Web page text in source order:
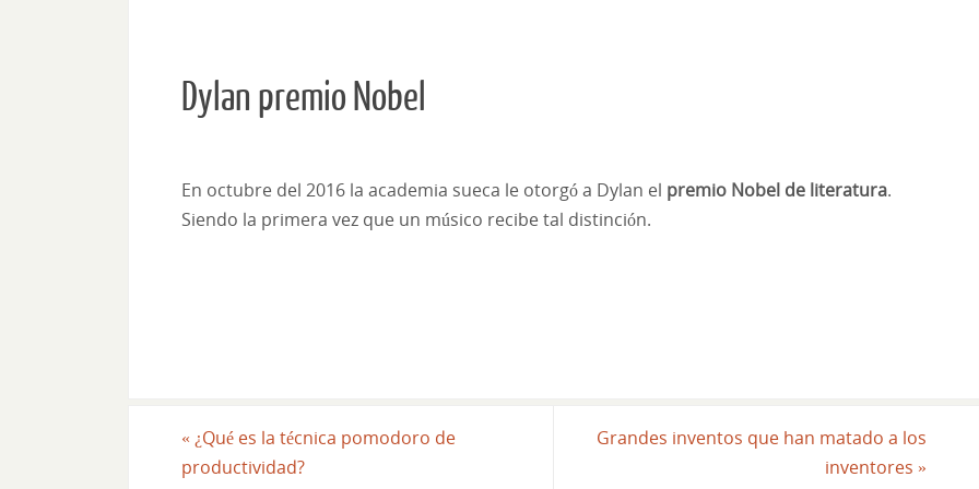
Dylan premio Nobel
En octubre del 2016 la academia sueca le otorgó a Dylan el premio Nobel de literatura.
Siendo la primera vez que un músico recibe tal distinción.
« ¿Qué es la técnica pomodoro de
productividad?
Grandes inventos que han matado a los
inventores »